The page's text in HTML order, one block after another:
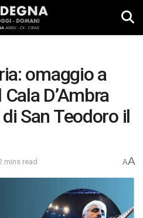
omaggio a
D’Ambra
San Teodoro il
mins read AA